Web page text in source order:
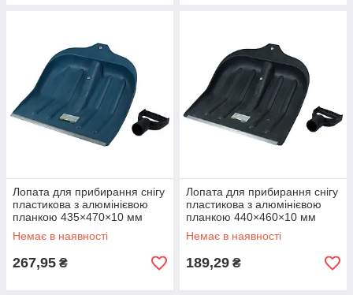
Лопата для прибирання снігу
пластикова з алюмінієвою
планкою 435×470×10 мм
(синя) GRAD (5049465) riven
Немає в наявності
267,95 ₴
Лопата для прибирання снігу
пластикова з алюмінієвою
планкою 440×460×10 мм
(чорна) GRAD (5049415)
riven
Немає в наявності
189,29 ₴